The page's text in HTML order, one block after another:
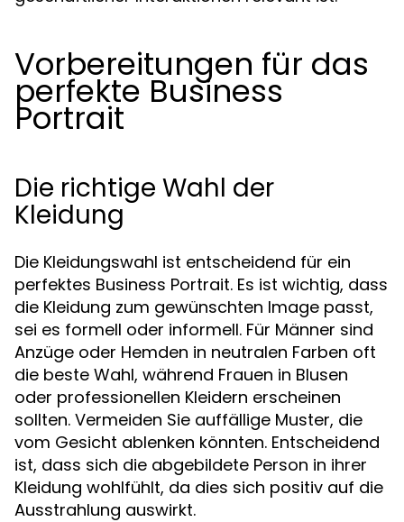
Vorbereitungen für das
perfekte Business
Portrait
Die richtige Wahl der
Kleidung
Die Kleidungswahl ist entscheidend für ein
perfektes Business Portrait. Es ist wichtig, dass
die Kleidung zum gewünschten Image passt,
sei es formell oder informell. Für Männer sind
Anzüge oder Hemden in neutralen Farben oft
die beste Wahl, während Frauen in Blusen
oder professionellen Kleidern erscheinen
sollten. Vermeiden Sie auffällige Muster, die
vom Gesicht ablenken könnten. Entscheidend
ist, dass sich die abgebildete Person in ihrer
Kleidung wohlfühlt, da dies sich positiv auf die
Ausstrahlung auswirkt.